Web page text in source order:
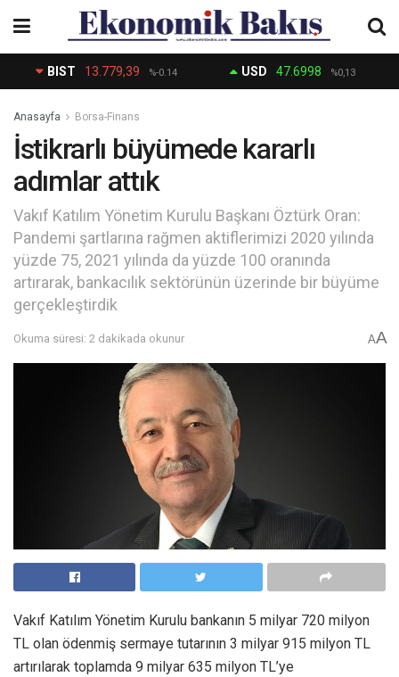
BIST 13.779,39 %-0.14 USD 47.6998 %0,13
Anasayfa Borsa-Finans
İstikrarlı büyümede kararlı
adımlar attık
Vakıf Katılım Yönetim Kurulu Başkanı Öztürk Oran:
Pandemi şartlarına rağmen aktiflerimizi 2020 yılında
yüzde 75, 2021 yılında da yüzde 100 oranında
artırarak, bankacılık sektörünün üzerinde bir büyüme
gerçekleştirdik
Okuma süresi: 2 dakikada okunur AA
Vakıf Katılım Yönetim Kurulu bankanın 5 milyar 720 milyon
TL olan ödenmiş sermaye tutarının 3 milyar 915 milyon TL
artırılarak toplamda 9 milyar 635 milyon TL’ye